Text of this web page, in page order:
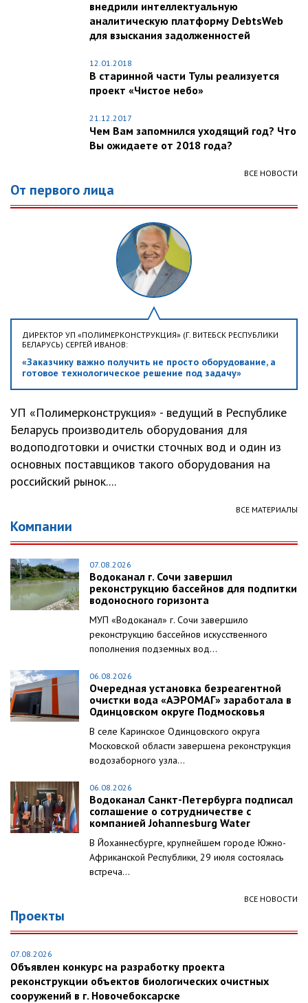
внедрили интеллектуальную
аналитическую платформу DebtsWeb
для взыскания задолженностей
12.01.2018
В старинной части Тулы реализуется
проект «Чистое небо»
21.12.2017
Чем Вам запомнился уходящий год? Что
Вы ожидаете от 2018 года?
ВСЕ НОВОСТИ
От первого лица
ДИРЕКТОР УП «ПОЛИМЕРКОНСТРУКЦИЯ» (Г. ВИТЕБСК РЕСПУБЛИКИ
БЕЛАРУСЬ) СЕРГЕЙ ИВАНОВ:
«Заказчику важно получить не просто оборудование, а
готовое технологическое решение под задачу»
УП «Полимерконструкция» - ведущий в Республике
Беларусь производитель оборудования для
водоподготовки и очистки сточных вод и один из
основных поставщиков такого оборудования на
российский рынок....
ВСЕ МАТЕРИАЛЫ
Компании
07.08.2026
Водоканал г. Сочи завершил
реконструкцию бассейнов для подпитки
водоносного горизонта
МУП «Водоканал» г. Сочи завершило
реконструкцию бассейнов искусственного
пополнения подземных вод...
06.08.2026
Очередная установка безреагентной
очистки вода «АЭРОМАГ» заработала в
Одинцовском округе Подмосковья
В селе Каринское Одинцовского округа
Московской области завершена реконструкция
водозаборного узла...
06.08.2026
Водоканал Санкт-Петербурга подписал
соглашение о сотрудничестве с
компанией Johannesburg Water
В Йоханнесбурге, крупнейшем городе Южно-
Африканской Республики, 29 июля состоялась
встреча...
ВСЕ НОВОСТИ
Проекты
07.08.2026
Объявлен конкурс на разработку проекта
реконструкции объектов биологических очистных
сооружений в г. Новочебоксарске